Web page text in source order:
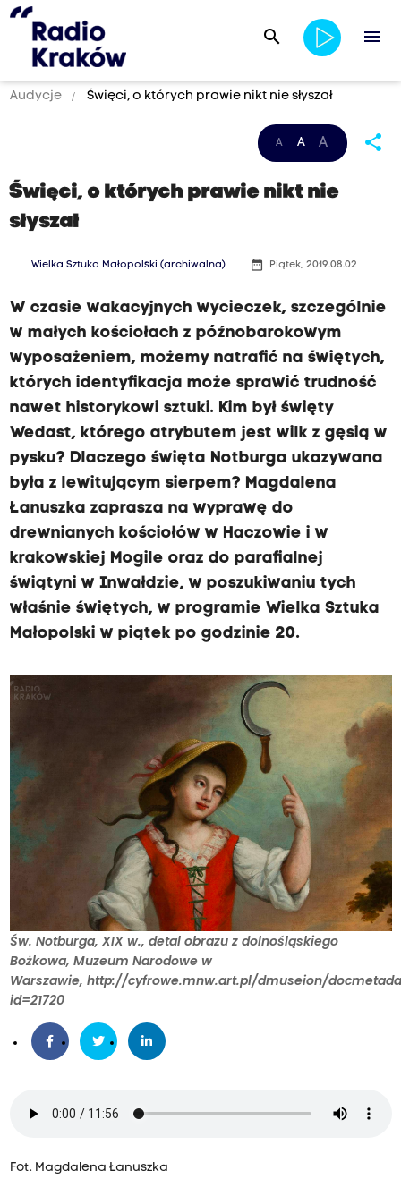
search menu
Audycje Święci, o których prawie nikt nie słyszał
A A A share
Święci, o których prawie nikt nie
słyszał
Wielka Sztuka Małopolski (archiwalna) date_range Piątek, 2019.08.02
W czasie wakacyjnych wycieczek, szczególnie
w małych kościołach z późnobarokowym
wyposażeniem, możemy natrafić na świętych,
których identyfikacja może sprawić trudność
nawet historykowi sztuki. Kim był święty
Wedast, którego atrybutem jest wilk z gęsią w
pysku? Dlaczego święta Notburga ukazywana
była z lewitującym sierpem? Magdalena
Łanuszka zaprasza na wyprawę do
drewnianych kościołów w Haczowie i w
krakowskiej Mogile oraz do parafialnej
świątyni w Inwałdzie, w poszukiwaniu tych
właśnie świętych, w programie Wielka Sztuka
Małopolski w piątek po godzinie 20.
Św. Notburga, XIX w., detal obrazu z dolnośląskiego
Bożkowa, Muzeum Narodowe w
Warszawie, http://cyfrowe.mnw.art.pl/dmuseion/
id=21720
Fot. Magdalena Łanuszka